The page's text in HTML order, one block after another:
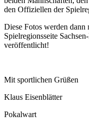
den Offiziellen der
Diese Fotos werden
Spielregionsseite
veröffentlicht!
Mit sportlichen Grüßen
Klaus Eisenblätter
Pokalwart